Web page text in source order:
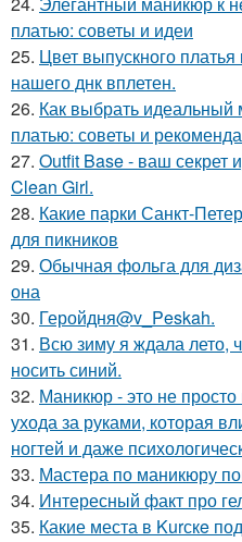
платью: советы и идеи
25. Цвет выпускного
нашего днк вплетен.
26. Как выбрать идеальный
платью: советы и
27. Outfit Base - ваш секрет
Clean Girl.
28. Какие парки Санкт-
для пикников
29. Обычная фольга для
она
30. Геройдня@v_Peskah.
31. Всю зиму я ждала лето,
носить синий.
32. Маникюр - это не
ухода за руками, которая
ногтей и даже
33. Мастера по маникюру
34. Интересный факт про
35. Какие места в Kurскe